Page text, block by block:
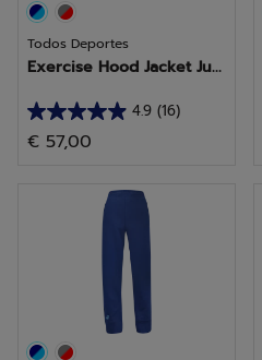
Todos Deportes
Exercise Hood Jacket Ju...
4.9 (16)
4.9
de
€ 57,00